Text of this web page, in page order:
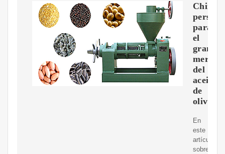
China:
para
el
gran
del
aceite
de
oliva
En
este
artículo
sobre